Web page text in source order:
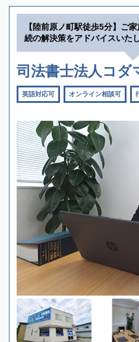
【陸前原ノ町駅徒歩5分】ご
続の解決策をアドバイスいた
司法書士法人コダ
英語対応可 オンライン相談可